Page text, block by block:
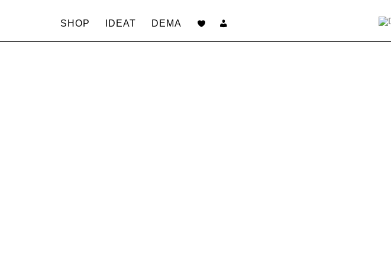
SHOP IDEAT DEMA